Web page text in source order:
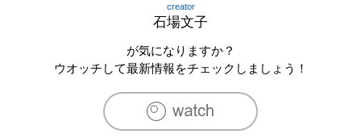
2022　「L.S./M.F.T」KATSUYA SUSUKI（東京）
2023　「バーナムで円を描く」COCO by COCOTO
2023　個展「視点の位置」MIAKI Gallery（東京）
ライトギャラリーSA・KURA（愛知）
2024　「2,3,4(and 1/ or 1)」堀川新文化ビルヂング（京
creator
石場文子
が気になりますか？
ウオッチして最新情報をチェックしましょう！